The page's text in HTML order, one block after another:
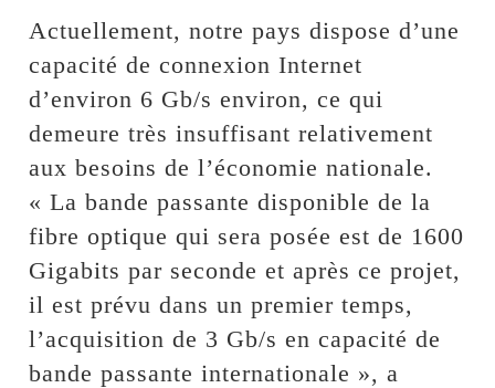
Actuellement, notre pays dispose d’une
capacité de connexion Internet
d’environ 6 Gb/s environ, ce qui
demeure très insuffisant relativement
aux besoins de l’économie nationale.
« La bande passante disponible de la
fibre optique qui sera posée est de 1600
Gigabits par seconde et après ce projet,
il est prévu dans un premier temps,
l’acquisition de 3 Gb/s en capacité de
bande passante internationale », a